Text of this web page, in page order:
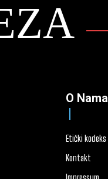
O Nama
Etički kodeks
Kontakt